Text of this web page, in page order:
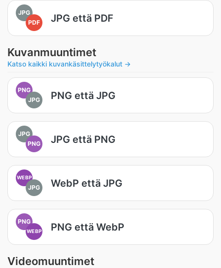
JPG
PDF
JPG että PDF
Kuvanmuuntimet
Katso kaikki kuvankäsittelytyökalut →
PNG
JPG
PNG että JPG
JPG
PNG
JPG että PNG
WEBP
JPG WebP että JPG
PNG
WEBP PNG että WebP
Videomuuntimet